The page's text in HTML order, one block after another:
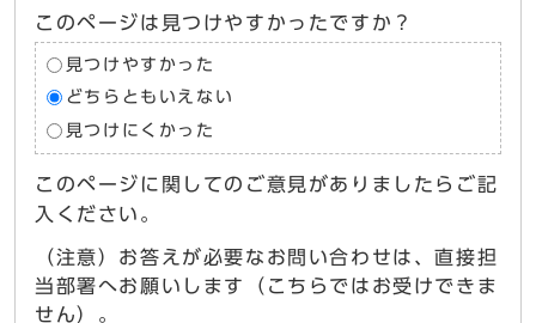
このページは見つけやすかったですか？
見つけやすかった
どちらともいえない
見つけにくかった
このページに関してのご意見がありましたらご記
入ください。
（注意）お答えが必要なお問い合わせは、直接担
当部署へお願いします（こちらではお受けできま
せん）。